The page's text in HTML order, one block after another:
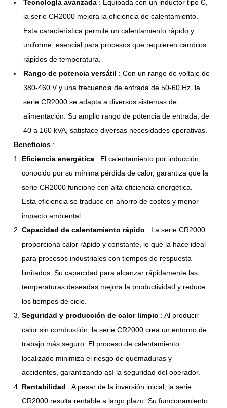
Tecnología avanzada : Equipada con un inductor tipo C,
la serie CR2000 mejora la eficiencia de calentamiento.
Esta característica permite un calentamiento rápido y
uniforme, esencial para procesos que requieren cambios
rápidos de temperatura.
Rango de potencia versátil : Con un rango de voltaje de
380-460 V y una frecuencia de entrada de 50-60 Hz, la
serie CR2000 se adapta a diversos sistemas de
alimentación. Su amplio rango de potencia de entrada, de
40 a 160 kVA, satisface diversas necesidades operativas.
Beneficios :
Eficiencia energética : El calentamiento por inducción,
conocido por su mínima pérdida de calor, garantiza que la
serie CR2000 funcione con alta eficiencia energética.
Esta eficiencia se traduce en ahorro de costes y menor
impacto ambiental.
Capacidad de calentamiento rápido : La serie CR2000
proporciona calor rápido y constante, lo que la hace ideal
para procesos industriales con tiempos de respuesta
limitados. Su capacidad para alcanzar rápidamente las
temperaturas deseadas mejora la productividad y reduce
los tiempos de ciclo.
Seguridad y producción de calor limpio : Al producir
calor sin combustión, la serie CR2000 crea un entorno de
trabajo más seguro. El proceso de calentamiento
localizado minimiza el riesgo de quemaduras y
accidentes, garantizando así la seguridad del operador.
Rentabilidad : A pesar de la inversión inicial, la serie
CR2000 resulta rentable a largo plazo. Su funcionamiento